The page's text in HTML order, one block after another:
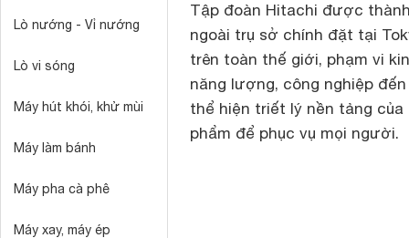
Lò nướng - Vỉ nướng
Lò vi sóng
Máy hút khói, khử mùi
Máy làm bánh
Máy pha cà phê
Máy xay, máy ép
Tập đoàn Hitachi được
ngoài trụ sở chính đặt tại
trên toàn thế giới, phạm vi
năng lượng, công nghiệp
thể hiện triết lý nền tảng
phẩm để phục vụ mọi người.